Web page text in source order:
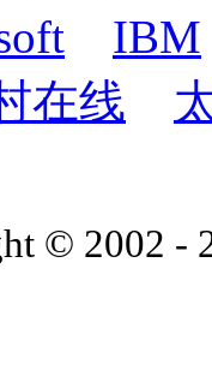
IBM
在线
© 2002 -